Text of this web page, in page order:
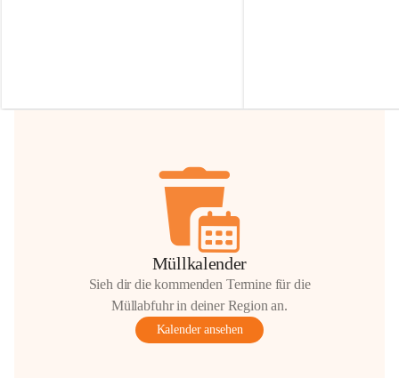
Hilfsbereitschaft!
Müllkalender
Sieh dir die kommenden Termine für die
Müllabfuhr in deiner Region an.
Kalender ansehen